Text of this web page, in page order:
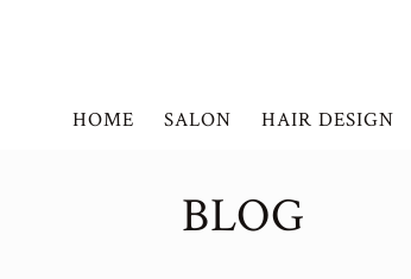
HOME SALON HAIR DESIGN
BLOG